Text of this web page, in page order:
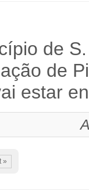
de
de
estar
»